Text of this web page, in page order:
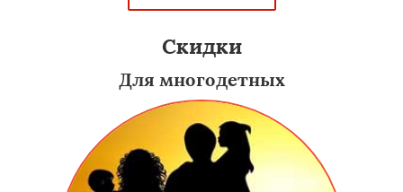
Скидки
Для многодетных